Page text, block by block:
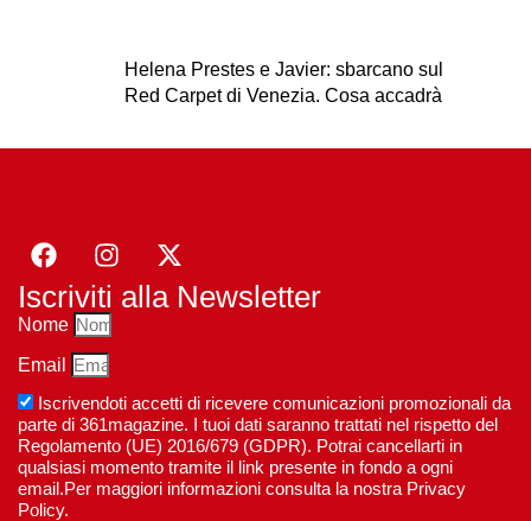
Helena Prestes e Javier: sbarcano sul
Red Carpet di Venezia. Cosa accadrà
Iscriviti alla Newsletter
Nome
Email
Iscrivendoti accetti di ricevere comunicazioni promozionali da
parte di 361magazine. I tuoi dati saranno trattati nel rispetto del
Regolamento (UE) 2016/679 (GDPR). Potrai cancellarti in
qualsiasi momento tramite il link presente in fondo a ogni
email.Per maggiori informazioni consulta la nostra Privacy
Policy.